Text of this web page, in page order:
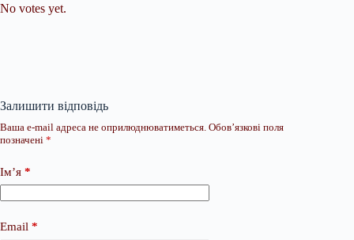
No votes yet.
Залишити відповідь
Ваша e-mail адреса не оприлюднюватиметься. Обов’язкові поля
позначені *
Ім’я *
Email *